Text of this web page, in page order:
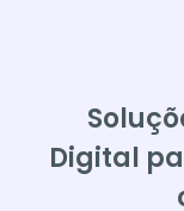
Digital